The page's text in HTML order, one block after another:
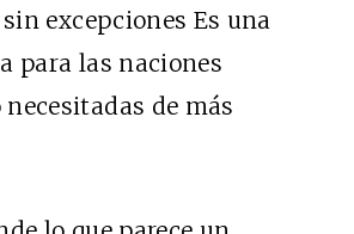
excepciones Es una
para las naciones
necesitadas de más